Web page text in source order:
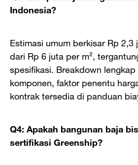
Indonesia?
Estimasi umum berkisar Rp
dari Rp 6 juta per m²,
spesifikasi. Breakdown
komponen, faktor penentu
kontrak tersedia di panduan
Q4: Apakah bangunan baja
sertifikasi Greenship?